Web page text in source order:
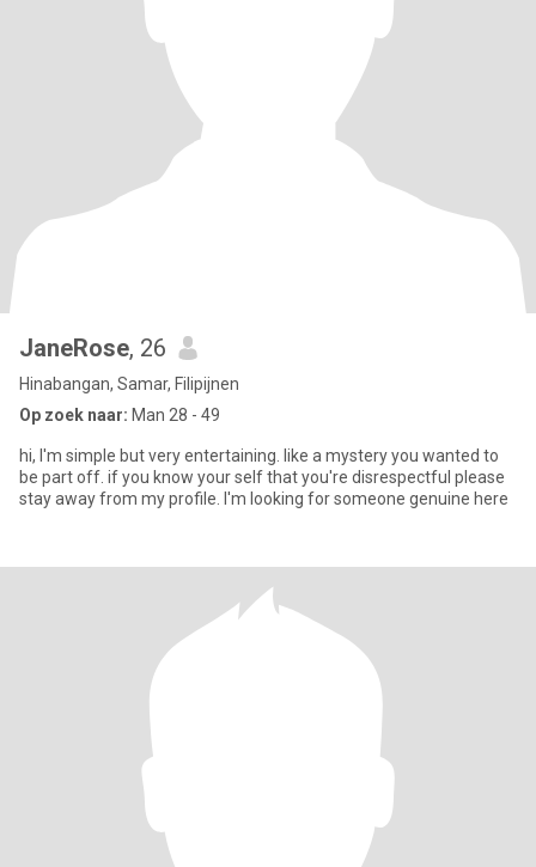
JaneRose, 26
Hinabangan, Samar, Filipijnen
Op zoek naar: Man 28 - 49
hi, I'm simple but very entertaining. like a mystery you wanted to
be part off. if you know your self that you're disrespectful please
stay away from my profile. I'm looking for someone genuine here